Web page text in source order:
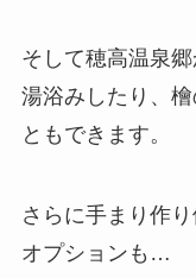
そして穂高温泉
湯浴みしたり、
ともできます。
さらに手まり作
オプションも…